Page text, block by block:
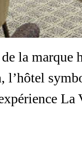
la marque
l’hôtel
La